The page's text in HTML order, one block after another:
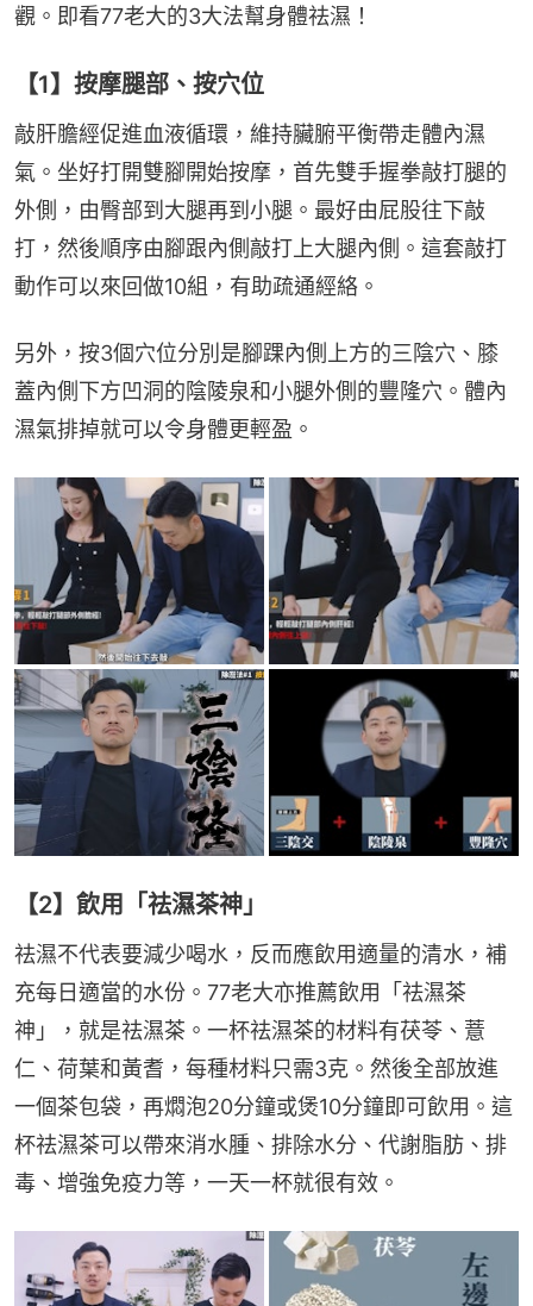
觀。即看77老大的3大法幫身體祛濕！
【1】按摩腿部、按穴位
敲肝膽經促進血液循環，維持臟腑平衡帶走體內濕
氣。坐好打開雙腳開始按摩，首先雙手握拳敲打腿的
外側，由臀部到大腿再到小腿。最好由屁股往下敲
打，然後順序由腳跟內側敲打上大腿內側。這套敲打
動作可以來回做10組，有助疏通經絡。
另外，按3個穴位分別是腳踝內側上方的三陰穴、膝
蓋內側下方凹洞的陰陵泉和小腿外側的豐隆穴。體內
濕氣排掉就可以令身體更輕盈。
【2】飲用「祛濕茶神」
祛濕不代表要減少喝水，反而應飲用適量的清水，補
充每日適當的水份。77老大亦推薦飲用「祛濕茶
神」，就是祛濕茶。一杯祛濕茶的材料有茯苓、薏
仁、荷葉和黃耆，每種材料只需3克。然後全部放進
一個茶包袋，再燜泡20分鐘或煲10分鐘即可飲用。這
杯祛濕茶可以帶來消水腫、排除水分、代謝脂肪、排
毒、增強免疫力等，一天一杯就很有效。